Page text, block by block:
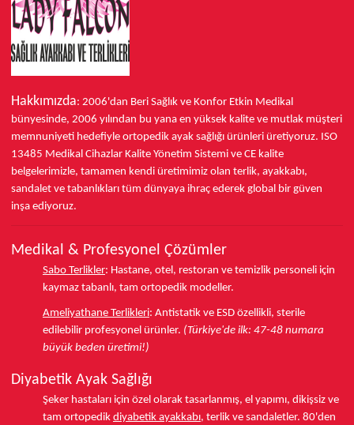
Hakkımızda: 2006'dan Beri Sağlık ve Konfor Etkin Medikal
bünyesinde, 2006 yılından bu yana en yüksek kalite ve mutlak müşteri
memnuniyeti hedefiyle ortopedik ayak sağlığı ürünleri üretiyoruz. ISO
13485 Medikal Cihazlar Kalite Yönetim Sistemi ve CE kalite
belgelerimizle, tamamen kendi üretimimiz olan terlik, ayakkabı,
sandalet ve tabanlıkları tüm dünyaya ihraç ederek global bir güven
inşa ediyoruz.
Medikal & Profesyonel Çözümler
Sabo Terlikler: Hastane, otel, restoran ve temizlik personeli için
kaymaz tabanlı, tam ortopedik modeller.
Ameliyathane Terlikleri: Antistatik ve ESD özellikli, sterile
edilebilir profesyonel ürünler. (Türkiye'de ilk: 47-48 numara
büyük beden üretimi!)
Diyabetik Ayak Sağlığı
Şeker hastaları için özel olarak tasarlanmış, el yapımı, dikişsiz ve
tam ortopedik diyabetik ayakkabı, terlik ve sandaletler. 80'den